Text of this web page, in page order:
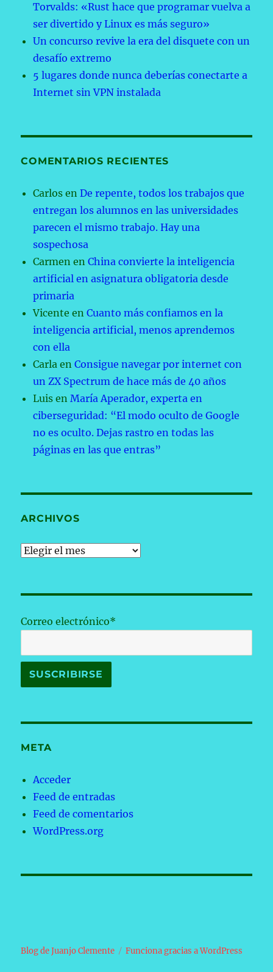
Torvalds: «Rust hace que programar vuelva a
ser divertido y Linux es más seguro»
Un concurso revive la era del disquete con un
desafío extremo
5 lugares donde nunca deberías conectarte a
Internet sin VPN instalada
COMENTARIOS RECIENTES
Carlos enDe repente, todos los trabajos que
entregan los alumnos en las universidades
parecen el mismo trabajo. Hay una
sospechosa
Carmen enChina convierte la inteligencia
artificial en asignatura obligatoria desde
primaria
Vicente enCuanto más confiamos en la
inteligencia artificial, menos aprendemos
con ella
Carla enConsigue navegar por internet con
un ZX Spectrum de hace más de 40 años
Luis enMaría Aperador, experta en
ciberseguridad: “El modo oculto de Google
no es oculto. Dejas rastro en todas las
páginas en las que entras”
ARCHIVOS
Archivos
Correo electrónico*
META
Acceder
Feed de entradas
Feed de comentarios
WordPress.org
Blog de Juanjo Clemente Funciona gracias a WordPress